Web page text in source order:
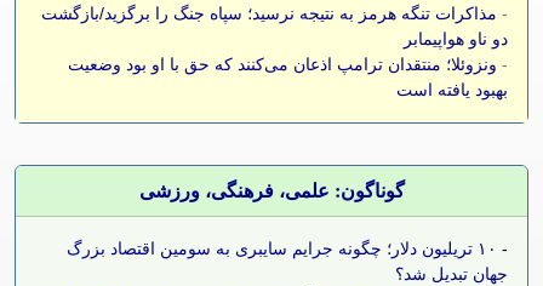
- مذاکرات تنگه هرمز به نتیجه نرسید؛ سپاه جنگ را برگزید/بازگشت
دو ناو هواپیمابر
- ونزوئلا؛ منتقدان ترامپ اذعان می‌کنند که حق با او بود وضعیت
بهبود یافته است
گوناگون: علمی، فرهنگی، ورزشی
-
۱۰ تریلیون دلار؛ چگونه جرایم سایبری به سومین اقتصاد بزرگ
جهان تبدیل شد؟